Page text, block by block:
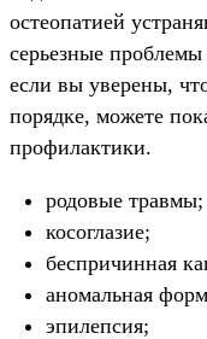
остеопатией
серьезные
если вы уверены,
порядке, можете
профилактики.
родовые травмы;
косоглазие;
беспричинная
аномальная
эпилепсия;